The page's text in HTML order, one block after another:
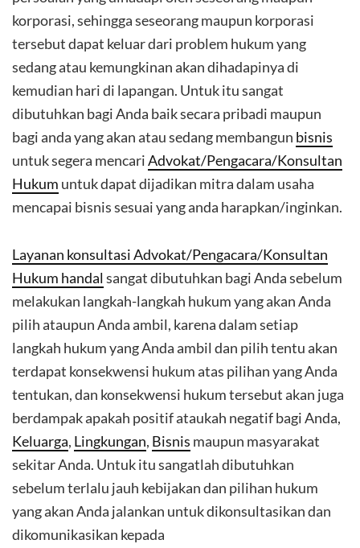
korporasi, sehingga seseorang maupun korporasi
tersebut dapat keluar dari problem hukum yang
sedang atau kemungkinan akan dihadapinya di
kemudian hari di lapangan. Untuk itu sangat
dibutuhkan bagi Anda baik secara pribadi maupun
bagi anda yang akan atau sedang membangun bisnis
untuk segera mencariAdvokat/Pengacara/Konsultan
Hukum untuk dapat dijadikan mitra dalam usaha
mencapai bisnis sesuai yang anda harapkan/inginkan.
Layanan konsultasi Advokat/Pengacara/Konsultan
Hukum handal sangat dibutuhkan bagi Anda sebelum
melakukan langkah-langkah hukum yang akan Anda
pilih ataupun Anda ambil, karena dalam setiap
langkah hukum yang Anda ambil dan pilih tentu akan
terdapat konsekwensi hukum atas pilihan yang Anda
tentukan, dan konsekwensi hukum tersebut akan juga
berdampak apakah positif ataukah negatif bagi Anda,
Keluarga, Lingkungan, Bisnis maupun masyarakat
sekitar Anda. Untuk itu sangatlah dibutuhkan
sebelum terlalu jauh kebijakan dan pilihan hukum
yang akan Anda jalankan untuk dikonsultasikan dan
dikomunikasikan kepada